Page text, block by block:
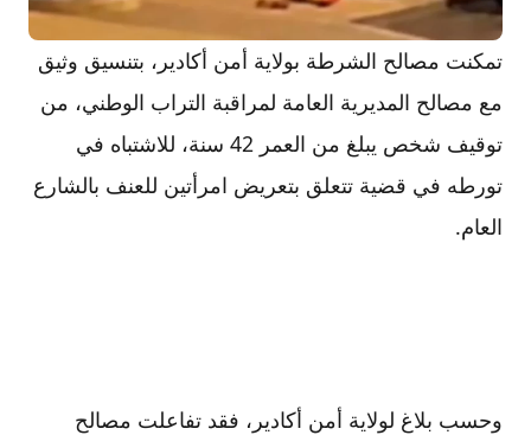
تمكنت مصالح الشرطة بولاية أمن أكادير، بتنسيق وثيق
مع مصالح المديرية العامة لمراقبة التراب الوطني، من
توقيف شخص يبلغ من العمر 42 سنة، للاشتباه في
تورطه في قضية تتعلق بتعريض امرأتين للعنف بالشارع
العام.
وحسب بلاغ لولاية أمن أكادير، فقد تفاعلت مصالح